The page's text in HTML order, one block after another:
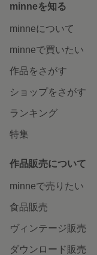
minneを知る
minneについて
minneで買いたい
作品をさがす
ショップをさがす
ランキング
特集
作品販売について
minneで売りたい
食品販売
ヴィンテージ販売
ダウンロード販売